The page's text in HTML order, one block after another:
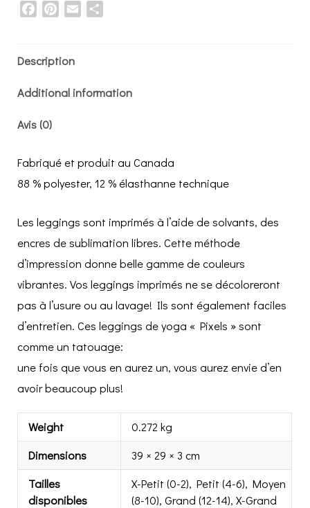
'Footprint'
FacebookPinterest
Email
Description
Additional information
Avis (0)
Fabriqué et produit au Canada
88 % polyester, 12 % élasthanne technique
Les leggings sont imprimés à l’aide de solvants, des
encres de sublimation libres. Cette méthode
d’impression donne belle gamme de couleurs
vibrantes. Vos leggings imprimés ne se décoloreront
pas à l’usure ou au lavage! Ils sont également faciles
d’entretien. Ces leggings de yoga « Pixels » sont
comme un tatouage:
une fois que vous en aurez un, vous aurez envie d’en
avoir beaucoup plus!
Weight
0.272 kg
Dimensions
39 × 29 × 3 cm
Tailles
disponibles
X-Petit (0-2), Petit (4-6), Moyen
(8-10), Grand (12-14), X-Grand